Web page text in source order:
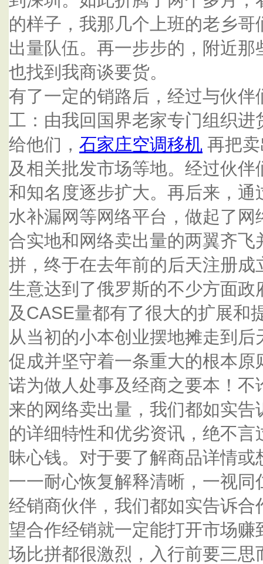
的样子，我那几个上班的老乡
出量队伍。再一步步的，附近
也找到我商谈要货。
有了一定的销路后，经过与伙
工：由我回国界老家专门组织
给他们， 石家庄空调移机 再把
及相关批发市场等地。经过伙
和知名度逐步扩大。再后来，
水补漏网等网络平台，做起了
合实地和网络卖出量的两翼齐
拼，终于在去年前的后天注册
生意达到了俄罗斯的不少方面
及CASE量都有了很大的扩展和
从当初的小本创业摆地摊走到
促成并坚守着一条重大的根本
诺为做人处事及经商之要本！
来的网络卖出量，我们都如实
的详细特性和优劣资讯，绝不
昧心钱。对于要了解商品详情
一一耐心恢复解释清晰，一视
经销商伙伴，我们都如实告诉
望合作经销就一定能打开市场
场比拼都很激烈，入行前要三